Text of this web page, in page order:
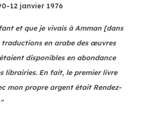
12 janvier 1976
et que je vivais à Amman [dans
traductions en arabe des œuvres
disponibles en abondance
librairies. En fait, le premier livre
mon propre argent était Rendez-